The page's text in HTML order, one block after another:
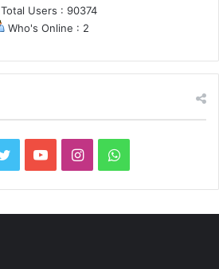
Total Users : 90374
Who's Online : 2
w
i
o
u
I
n
s
W
h
a